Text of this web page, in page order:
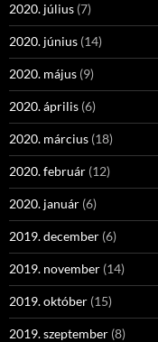
2020. július (7)
2020. június (14)
2020. május (9)
2020. április (6)
2020. március (18)
2020. február (12)
2020. január (6)
2019. december (6)
2019. november (14)
2019. október (15)
2019. szeptember (8)